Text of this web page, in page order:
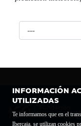
INFORMACIÓN
UTILIZADAS
Te informamos que en el
Ibercaja, se utilizan cookies